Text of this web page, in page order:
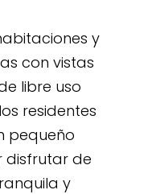
y
con vistas
libre uso
residentes
pequeño
disfrutar de
y